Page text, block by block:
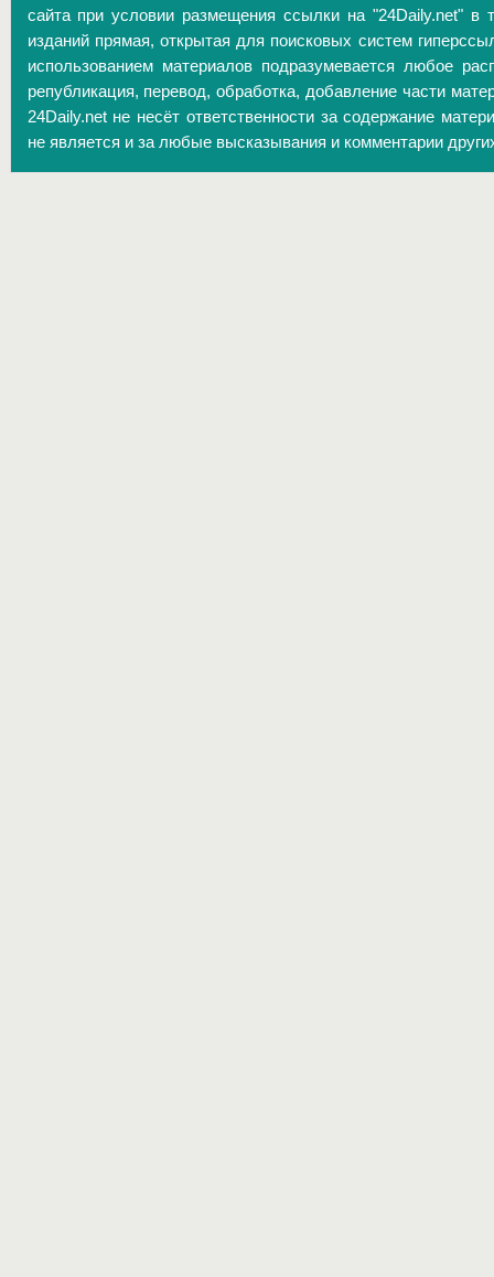
сайта при условии размещения ссылки на "24Daily.net" в
изданий прямая, открытая для поисковых систем
использованием материалов подразумевается любое
републикация, перевод, обработка, добавление части
24Daily.net не несёт ответственности за содержание
не является и за любые высказывания и комментарии